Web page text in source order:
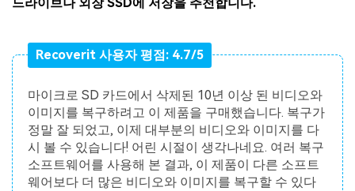
Recoverit 사용자 평점: 4.7/5
마이크로 SD 카드에서 삭제된 10년 이상 된 비디오와
이미지를 복구하려고 이 제품을 구매했습니다. 복구가
정말 잘 되었고, 이제 대부분의 비디오와 이미지를 다
시 볼 수 있습니다! 어린 시절이 생각나네요. 여러 복구
소프트웨어를 사용해 본 결과, 이 제품이 다른 소프트
웨어보다 더 많은 비디오와 이미지를 복구할 수 있다